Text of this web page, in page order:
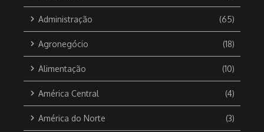
Administração (65)
Agronegócio (18)
Alimentação (10)
América Central (4)
América do Norte (3)